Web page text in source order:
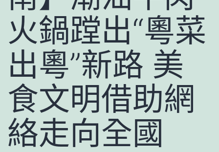
火鍋蹚出“粵菜
出粵”新路 美
食文明借助網
絡走向全國